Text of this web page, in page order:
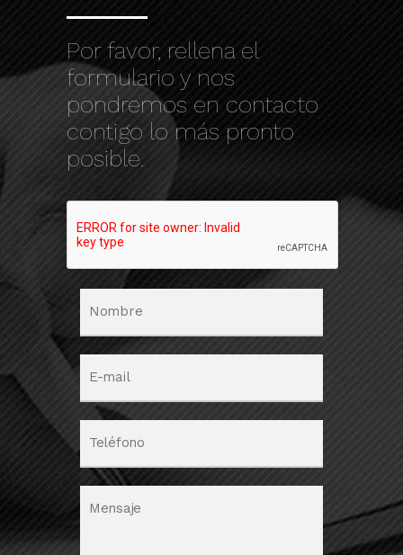
Por favor, rellena el
formulario y nos
pondremos en contacto
contigo lo más pronto
posible.